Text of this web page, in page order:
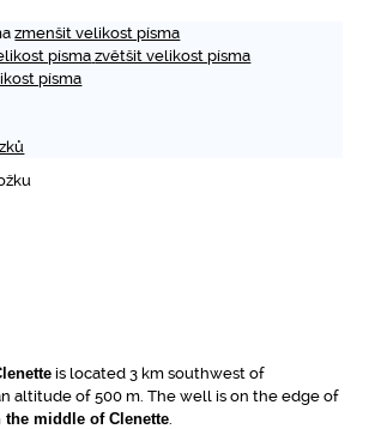
zmenšit velikost písma
zvětšit velikost písma
is located 3 km southwest of
altitude of 500 m. The well is on the edge of
the middle of Clenette.